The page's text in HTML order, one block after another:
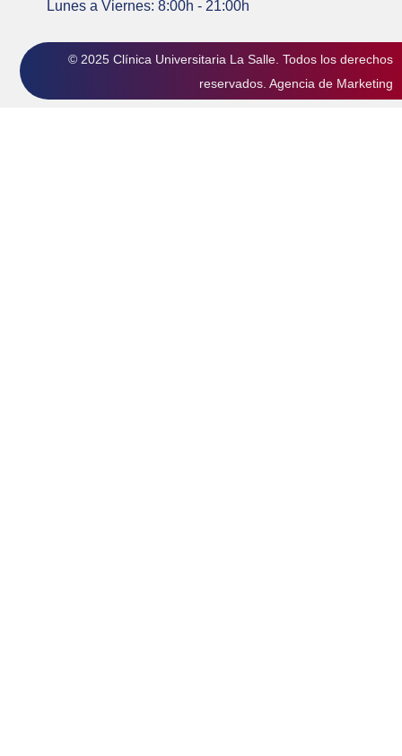
Lunes a Viernes: 8:00h - 21:00h
© 2025 Clínica Universitaria La Salle. Todos los derechos
reservados. Agencia de Marketing